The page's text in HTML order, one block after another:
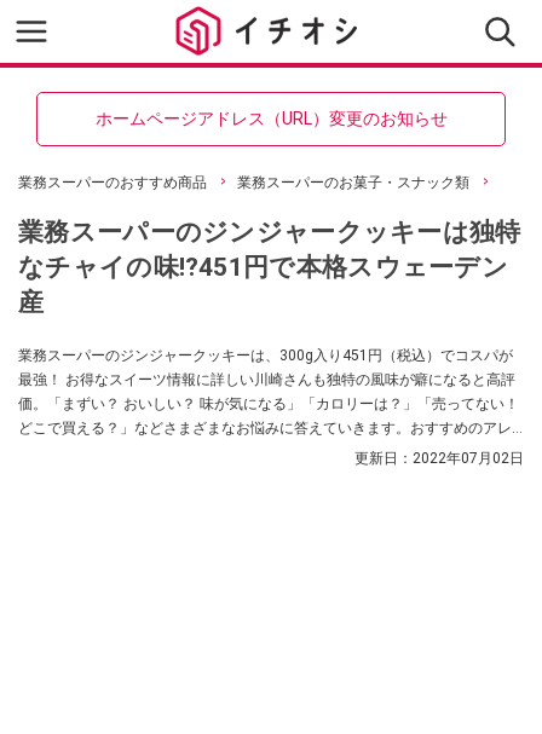
ホームページアドレス（URL）変更のお知らせ
業務スーパーのおすすめ商品 業務スーパーのお菓子・スナック類
業務スーパーのジンジャークッキーは独特
なチャイの味⁉451円で本格スウェーデン
産
業務スーパーのジンジャークッキーは、300g入り451円（税込）でコスパが
最強！ お得なスイーツ情報に詳しい川崎さんも独特の風味が癖になると高評
価。「まずい？ おいしい？ 味が気になる」「カロリーは？」「売ってない！
どこで買える？」などさまざまなお悩みに答えていきます。おすすめのアレ
更新日： 2022年07月02日